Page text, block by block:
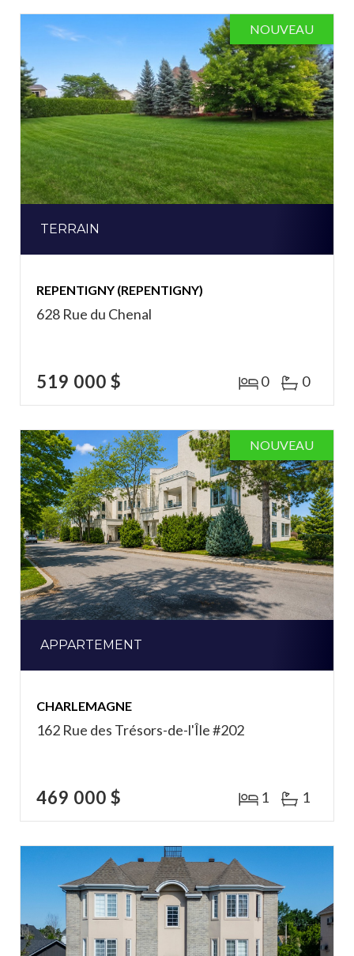
NOUVEAU
TERRAIN
REPENTIGNY (REPENTIGNY)
628 Rue du Chenal
519 000 $ 0 0
NOUVEAU
APPARTEMENT
CHARLEMAGNE
162 Rue des Trésors-de-l'Île #202
469 000 $ 1 1